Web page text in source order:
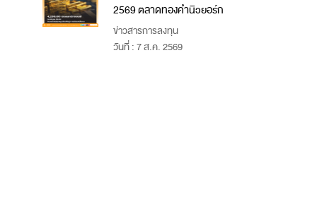
2569 ตลาดทองคำนิวยอร์ก
ข่าวสารการลงทุน
วันที่ : 7 ส.ค. 2569